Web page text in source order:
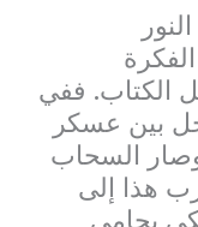
وهذه الفكرة
الكتاب. ففي
نقرأ “فدخل بين عسكر
السحاب
هذا إلى